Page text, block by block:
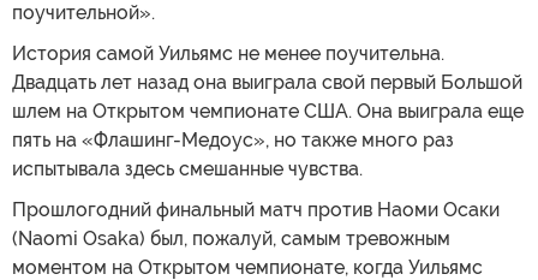
поучительной».
История самой Уильямс не менее поучительна.
Двадцать лет назад она выиграла свой первый Большой
шлем на Открытом чемпионате США. Она выиграла еще
пять на «Флашинг-Медоус», но также много раз
испытывала здесь смешанные чувства.
Прошлогодний финальный матч против Наоми Осаки
(Naomi Osaka) был, пожалуй, самым тревожным
моментом на Открытом чемпионате, когда Уильямс